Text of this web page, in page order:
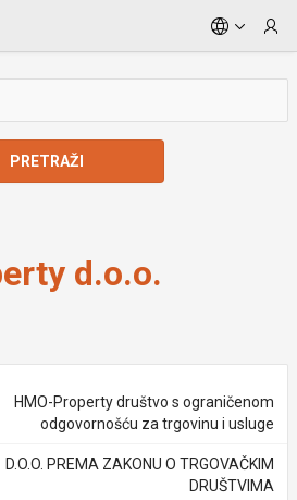
PRETRAŽI
d.o.o.
HMO-Property društvo s ograničenom
odgovornošću za trgovinu i usluge
D.O.O. PREMA ZAKONU O TRGOVAČKIM
DRUŠTVIMA